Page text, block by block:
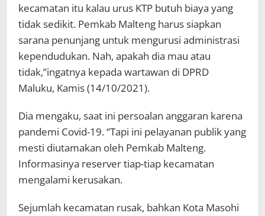
kecamatan itu kalau urus KTP butuh biaya yang
tidak sedikit. Pemkab Malteng harus siapkan
sarana penunjang untuk mengurusi administrasi
kependudukan. Nah, apakah dia mau atau
tidak,”ingatnya kepada wartawan di DPRD
Maluku, Kamis (14/10/2021).
Dia mengaku, saat ini persoalan anggaran karena
pandemi Covid-19. “Tapi ini pelayanan publik yang
mesti diutamakan oleh Pemkab Malteng.
Informasinya reserver tiap-tiap kecamatan
mengalami kerusakan.
Sejumlah kecamatan rusak, bahkan Kota Masohi